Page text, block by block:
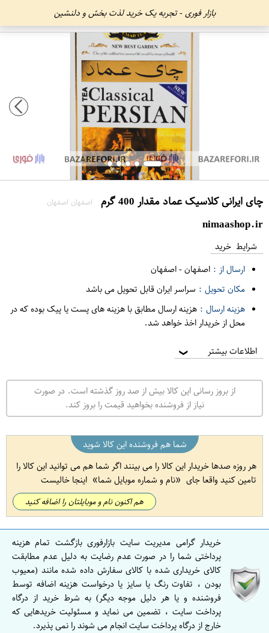
بازار فوری - تجربه یک خرید لذت بخش و دلنشین
چای ایرانی کلاسیک عماد مقدار 400 گرم اصفهان اصفهان
nimaashop.ir
شرایط خرید
ارسال از : اصفهان-اصفهان
مکان تحویل : سراسر ایران قابل تحویل می باشد
هزینه ارسال : هزینه ارسال مطابق با هزینه های پست یا پیک بوده که در
محل از خریدار اخذ خواهد شد.
اطلاعات بیشتر ❯
از بروز رسانی این کالا بیش از صد روز گذشته است. در صورت
نیاز از فروشنده بخواهید قیمت را بروز کند.
شما هم فروشنده این کالا شوید
هر روزه صدها خریدار این کالا را می بینند اگر شما هم می توانید این کالا را
تامین کنید واقعا جای
نام و شماره موبایل شما اینجا خالیست
هم اکنون نام و موبایلتان را اضافه کنید
خریدار گرامی مدیریت سایت بازارفوری بازگشت تمام هزینه
پرداختی شما را در صورت عدم رضایت به دلیل عدم مطابقت
کالای خریداری شده با کالای سفارش داده شده مانند (معیوب
بودن ، تفاوت رنگ یا سایز یا درخواست هزینه اضافه توسط
فروشنده و یا هر دلیل موجه دیگر) به شرط خرید از درگاه
پرداخت سایت ، تضمین می نماید و مسئولیت خریدهایی که
خارج از درگاه پرداخت سایت انجام می شوند را نمی پذیرد.